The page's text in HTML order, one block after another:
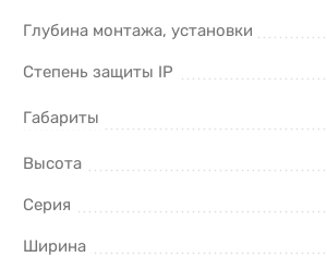
Глубина монтажа, установки
Степень защиты IP
Габариты
Высота
Серия
Ширина